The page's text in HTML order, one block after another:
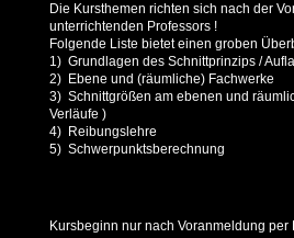
Die Kursthemen richten sich nach der
unterrichtenden Professors !
Folgende Liste bietet einen groben
1) Grundlagen des Schnittprinzips /
2) Ebene und (räumliche) Fachwerke
3) Schnittgrößen am ebenen und
Verläufe )
4) Reibungslehre
5) Schwerpunktsberechnung
Kursbeginn nur nach Voranmeldung per